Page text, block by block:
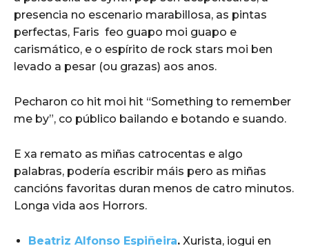
presencia no escenario marabillosa, as pintas
perfectas, Faris feo guapo moi guapo e
carismático, e o espírito de rock stars moi ben
levado a pesar (ou grazas) aos anos.
Pecharon co hit moi hit “Something to remember
me by”, co público bailando e botando e suando.
E xa remato as miñas catrocentas e algo
palabras, podería escribir máis pero as miñas
cancións favoritas duran menos de catro minutos.
Longa vida aos Horrors.
Beatriz Alfonso Espiñeira. Xurista, iogui en